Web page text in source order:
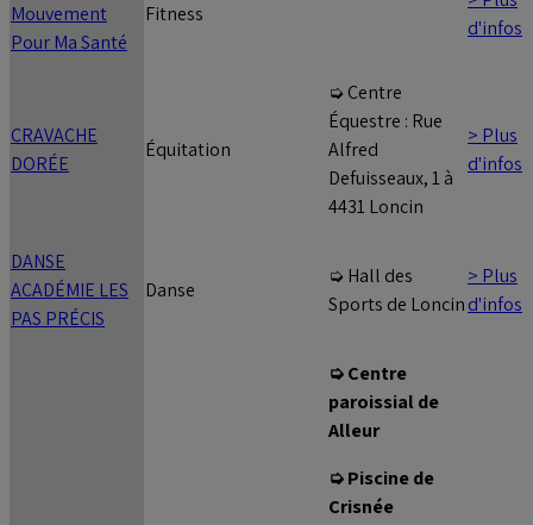
Mouvement
Pour Ma Santé
Fitness
d'infos
CRAVACHE
DORÉE
Équitation
➭ Centre
Équestre : Rue
Alfred
Defuisseaux, 1 à
4431 Loncin
> Plus
d'infos
DANSE
ACADÉMIE LES
PAS PRÉCIS
Danse
➭ Hall des
Sports de Loncin
> Plus
d'infos
➭ Centre
paroissial de
Alleur
➭ Piscine de
Crisnée